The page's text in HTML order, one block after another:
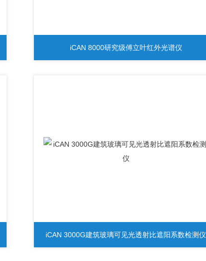
iCAN 8000研究级傅立叶红外光谱仪
iCAN 3000G建筑玻璃可见光透射比遮阳系数检测仪